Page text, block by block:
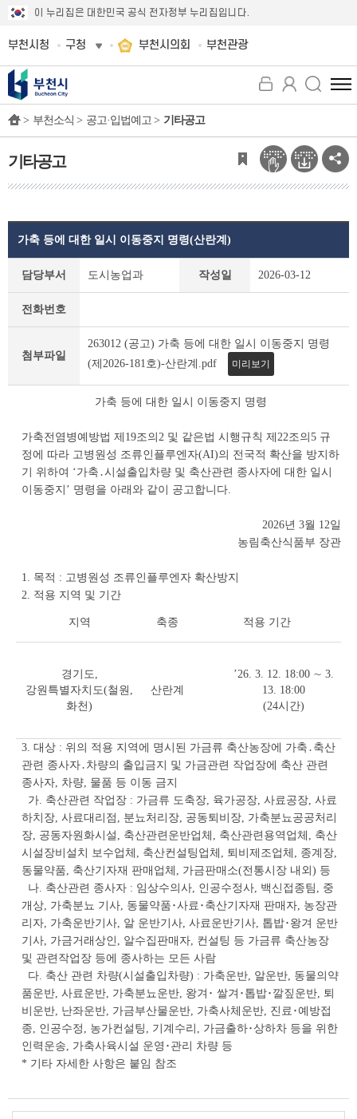
이 누리집은 대한민국 공식 전자정부 누리집입니다.
부천시청 구청 부천시의회 부천관광
전
체
뉴
보
기
> 부천소식 > 공고·입법예고 > 기타공고
기타공고
상
가축 등에 대한 일시 이동중지 명령(산란계)
담당부서 도시농업과 작성일 2026-03-12
전화번호
첨부파일
263012 (공고) 가축 등에 대한 일시 이동중지 명령
(제2026-181호)-산란계.pdf
미리보기
가축 등에 대한 일시 이동중지 명령
가축전염병예방법 제19조의2 및 같은법 시행규칙 제22조의5 규
정에 따라 고병원성 조류인플루엔자(AI)의 전국적 확산을 방지하
기 위하여 ‘가축․시설출입차량 및 축산관련 종사자에 대한 일시
이동중지’ 명령을 아래와 같이 공고합니다.
2026년 3월 12일
농림축산식품부 장관
1. 목적 : 고병원성 조류인플루엔자 확산방지
2. 적용 지역 및 기간
지역 축종 적용 기간
경기도,
강원특별자치도(철원,
화천)
산란계
’26. 3. 12. 18:00 ∼ 3.
13. 18:00
(24시간)
3. 대상 : 위의 적용 지역에 명시된 가금류 축산농장에 가축․축산
관련 종사자․차량의 출입금지 및 가금관련 작업장에 축산 관련
종사자, 차량, 물품 등 이동 금지
가. 축산관련 작업장 : 가금류 도축장, 육가공장, 사료공장, 사료
하치장, 사료대리점, 분뇨처리장, 공동퇴비장, 가축분뇨공공처리
장, 공동자원화시설, 축산관련운반업체, 축산관련용역업체, 축산
시설장비설치 보수업체, 축산컨설팅업체, 퇴비제조업체, 종계장,
동물약품, 축산기자재 판매업체, 가금판매소(전통시장 내외) 등
나. 축산관련 종사자 : 임상수의사, 인공수정사, 백신접종팀, 중
개상, 가축분뇨 기사, 동물약품･사료･축산기자재 판매자, 농장관
리자, 가축운반기사, 알 운반기사, 사료운반기사, 톱밥･왕겨 운반
기사, 가금거래상인, 알수집판매자, 컨설팅 등 가금류 축산농장
및 관련작업장 등에 종사하는 모든 사람
다. 축산 관련 차량(시설출입차량) : 가축운반, 알운반, 동물의약
품운반, 사료운반, 가축분뇨운반, 왕겨･ 쌀겨･톱밥･깔짚운반, 퇴
비운반, 난좌운반, 가금부산물운반, 가축사체운반, 진료･예방접
종, 인공수정, 농가컨설팅, 기계수리, 가금출하･상하차 등을 위한
인력운송, 가축사육시설 운영･관리 차량 등
* 기타 자세한 사항은 붙임 참조